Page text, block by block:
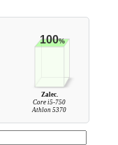
100%
Zalec.
Core i5-750
Athlon 5370